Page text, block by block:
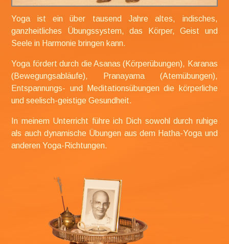
Yoga ist ein über tausend Jahre altes,
indisches,
ganzheitliches Übungssystem, das Körper, Geist und
Seele in Harmonie bringen kann.
Yoga fördert durch die Asanas (Körperübungen), Karanas
(Bewegungsabläufe), Pranayama (Atemübungen),
Entspannungs- und Meditationsübungen die körperliche
und seelisch-geistige Gesundheit.
In meinem Unterricht führe ich Dich sowohl durch ruhige
als auch dynamische Übungen aus dem Hatha-Yoga und
anderen Yoga-Richtungen.